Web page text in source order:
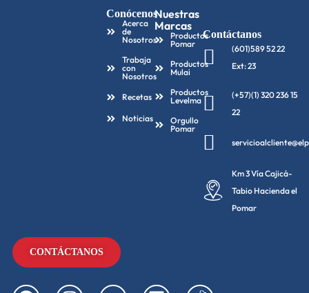
Conócenos
Acerca
de
Nosotros
Trabaja
con
Nosotros
Recetas
Noticias
Nuestras
Marcas
Productos
Pomar
Productos
Mulai
Productos
Levelma
Orgullo
Pomar
Contáctanos
(601)589 52 22
Ext: 23
(+57)(1) 320 236 15
22
Km 3 Vía Cajicá-
Tabio Hacienda el
Pomar
CONTÁCTANOS